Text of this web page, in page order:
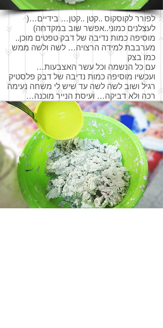
לפורר לקוסקוס ..קטן ..קטן… בידיים…(
לעצלנים כמוני..אפשר שוב במקדחה)
מוסיפה כמות נדיבה של דבק טפטים מוכן..
מערבבת למידה הרצויה… לשה ולשה ממש
כמו בצק
עם כל הנשמה וכל עשר האצבעות…
ועכשיו מוסיפה כמות נדיבה של דבק פלסטיק
רגיל ושוב לשה לשה עד שיש לי משחה נעימה
רכה ולא דביקה… ועיסת הנייר מוכנה…